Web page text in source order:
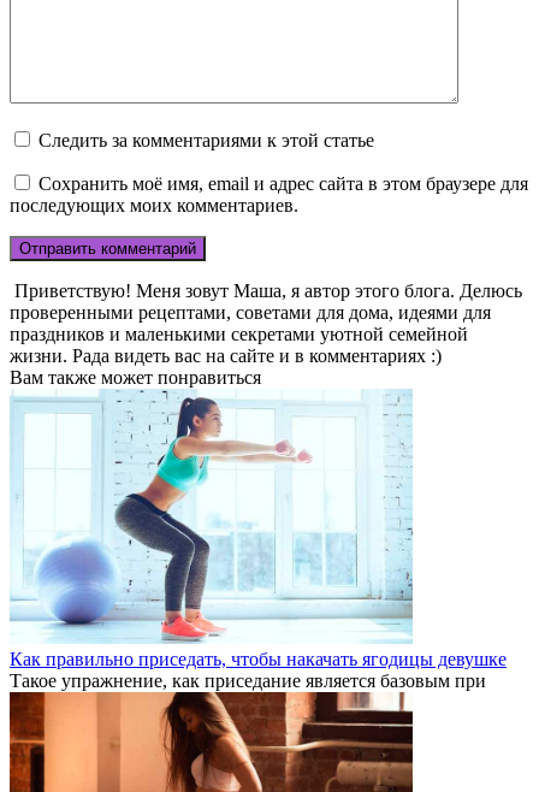
Следить за комментариями к этой статье
Сохранить моё имя, email и адрес сайта в этом браузере для
последующих моих комментариев.
Приветствую! Меня зовут Маша, я автор этого блога. Делюсь
проверенными рецептами, советами для дома, идеями для
праздников и маленькими секретами уютной семейной
жизни. Рада видеть вас на сайте и в комментариях :)
Вам также может понравиться
Как правильно приседать, чтобы накачать ягодицы девушке
Такое упражнение, как приседание является базовым при